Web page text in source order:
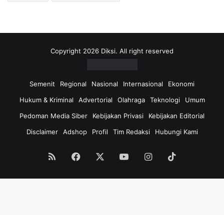
Copyright 2026 Diksi. All right reserved
Semenit Regional Nasional Internasional
Ekonomi
Hukum & Kriminal
Advertorial Olahraga Teknologi
Umum
Pedoman Media Siber
Kebijakan Privasi
Kebijakan Editorial
Disclaimer
Adshop Profil Tim Redaksi Hubungi Kami
RSS Facebook YouTubeInstagram